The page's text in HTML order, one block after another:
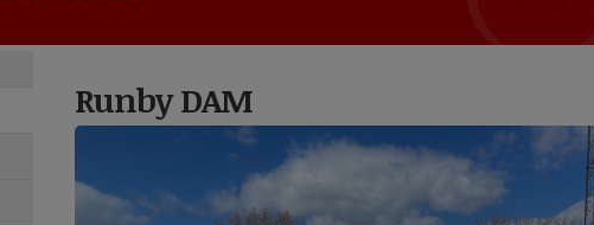
Runby DAM